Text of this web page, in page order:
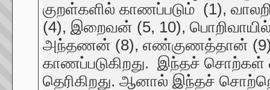
குறள்களில் காணப்படும் (1),
(4), இறைவன் (5, 10),
அந்தணன் (8), எண்குணத்தான் (9)
காணப்படுகிறது. இந்தச் சொற்கள்
தெரிகிறது. ஆனால் இந்தச்